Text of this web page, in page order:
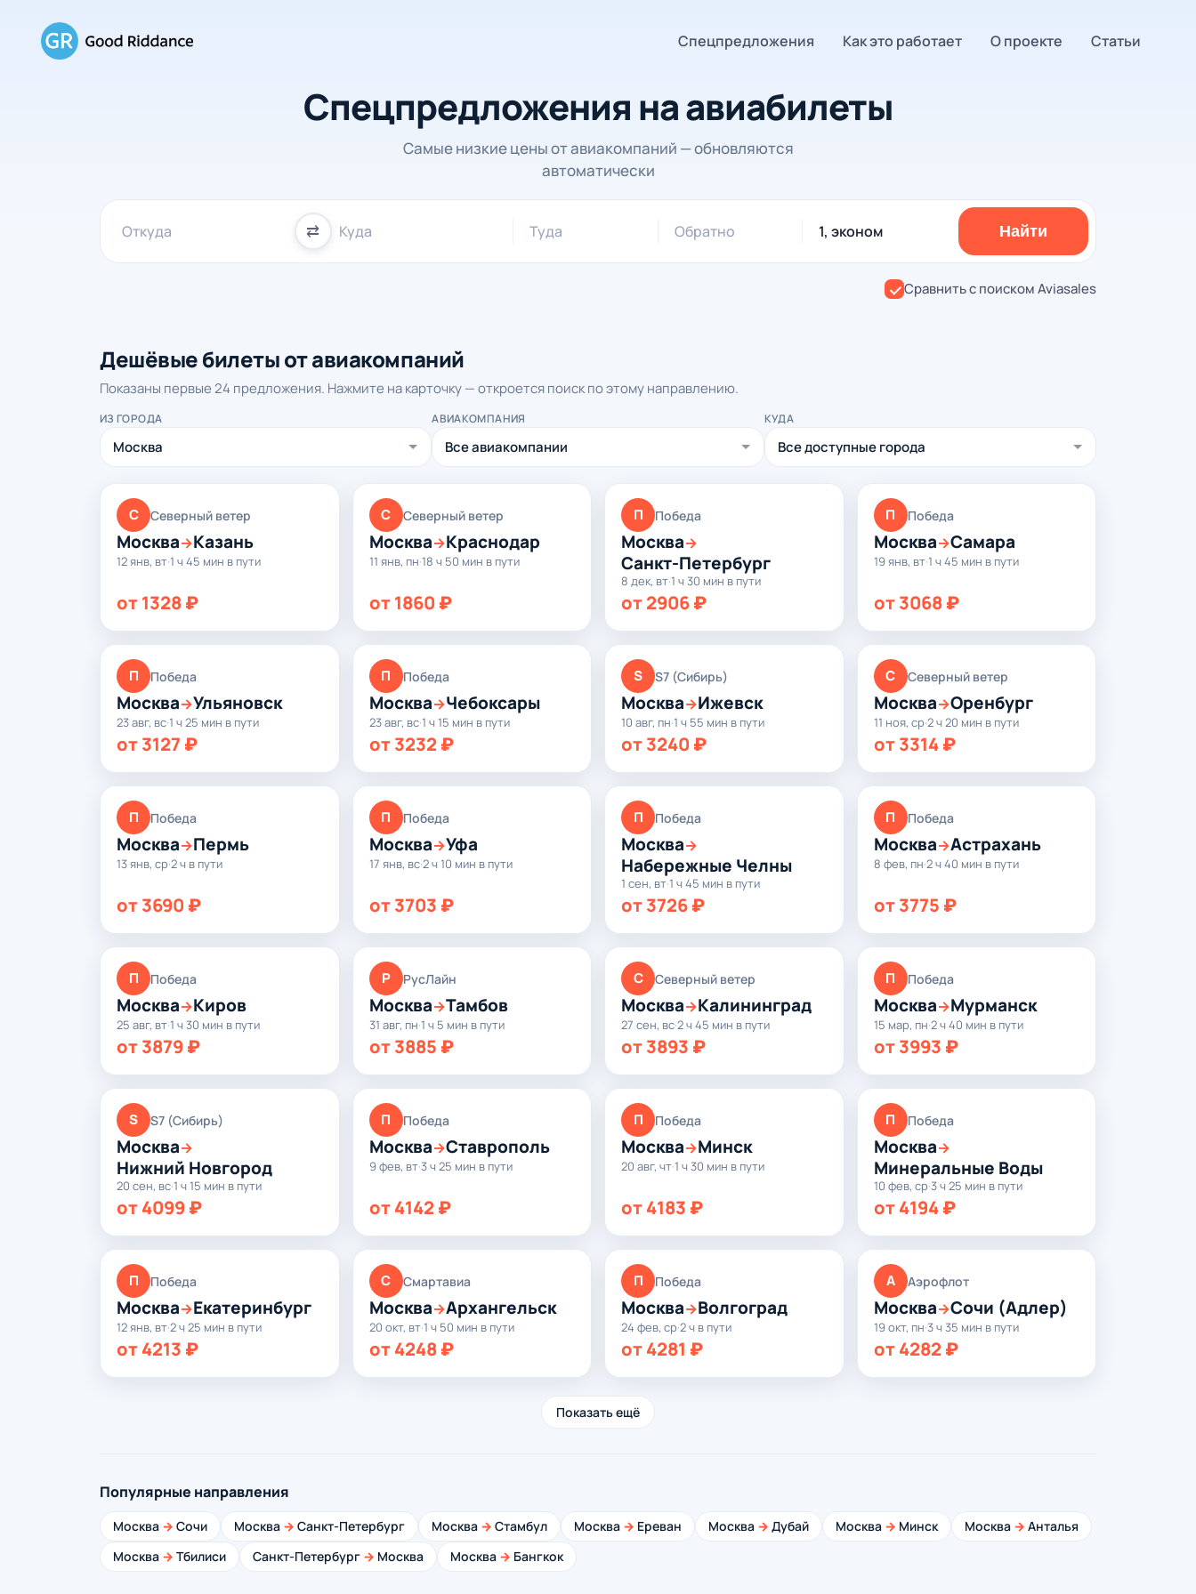
Спецпредложения Как это работает О проекте Статьи
Спецпредложения на авиабилеты
Самые низкие цены от авиакомпаний — обновляются
автоматически
⇄ Туда Обратно 1, эконом Найти
Сравнить с поиском Aviasales
Дешёвые билеты от авиакомпаний
Показаны первые 24 предложения. Нажмите на карточку — откроется поиск по этому направлению.
ИЗ ГОРОДА АВИАКОМПАНИЯ КУДА
С Северный ветер
Москва→Казань
12 янв, вт·1 ч 45 мин в пути
от 1328 ₽
С Северный ветер
Москва→Краснодар
11 янв, пн·18 ч 50 мин в пути
от 1860 ₽
П Победа
Москва→
Санкт-Петербург
8 дек, вт·1 ч 30 мин в пути
от 2906 ₽
П Победа
Москва→Самара
19 янв, вт·1 ч 45 мин в пути
от 3068 ₽
П Победа
Москва→Ульяновск
23 авг, вс·1 ч 25 мин в пути
от 3127 ₽
П Победа
Москва→Чебоксары
23 авг, вс·1 ч 15 мин в пути
от 3232 ₽
S S7 (Сибирь)
Москва→Ижевск
10 авг, пн·1 ч 55 мин в пути
от 3240 ₽
С Северный ветер
Москва→Оренбург
11 ноя, ср·2 ч 20 мин в пути
от 3314 ₽
П Победа
Москва→Пермь
13 янв, ср·2 ч в пути
от 3690 ₽
П Победа
Москва→Уфа
17 янв, вс·2 ч 10 мин в пути
от 3703 ₽
П Победа
Москва→
Набережные Челны
1 сен, вт·1 ч 45 мин в пути
от 3726 ₽
П Победа
Москва→Астрахань
8 фев, пн·2 ч 40 мин в пути
от 3775 ₽
П Победа
Москва→Киров
25 авг, вт·1 ч 30 мин в пути
от 3879 ₽
Р РусЛайн
Москва→Тамбов
31 авг, пн·1 ч 5 мин в пути
от 3885 ₽
С Северный ветер
Москва→Калининград
27 сен, вс·2 ч 45 мин в пути
от 3893 ₽
П Победа
Москва→Мурманск
15 мар, пн·2 ч 40 мин в пути
от 3993 ₽
S S7 (Сибирь)
Москва→
Нижний Новгород
20 сен, вс·1 ч 15 мин в пути
от 4099 ₽
П Победа
Москва→Ставрополь
9 фев, вт·3 ч 25 мин в пути
от 4142 ₽
П Победа
Москва→Минск
20 авг, чт·1 ч 30 мин в пути
от 4183 ₽
П Победа
Москва→
Минеральные Воды
10 фев, ср·3 ч 25 мин в пути
от 4194 ₽
П Победа
Москва→Екатеринбург
12 янв, вт·2 ч 25 мин в пути
от 4213 ₽
С Смартавиа
Москва→Архангельск
20 окт, вт·1 ч 50 мин в пути
от 4248 ₽
П Победа
Москва→Волгоград
24 фев, ср·2 ч в пути
от 4281 ₽
А Аэрофлот
Москва→Сочи (Адлер)
19 окт, пн·3 ч 35 мин в пути
от 4282 ₽
Показать ещё
Популярные направления
Москва → Сочи Москва → Санкт-Петербург Москва → Стамбул Москва → Ереван Москва → Дубай Москва → Минск Москва → Анталья
Москва → Тбилиси Санкт-Петербург → Москва Москва → Бангкок